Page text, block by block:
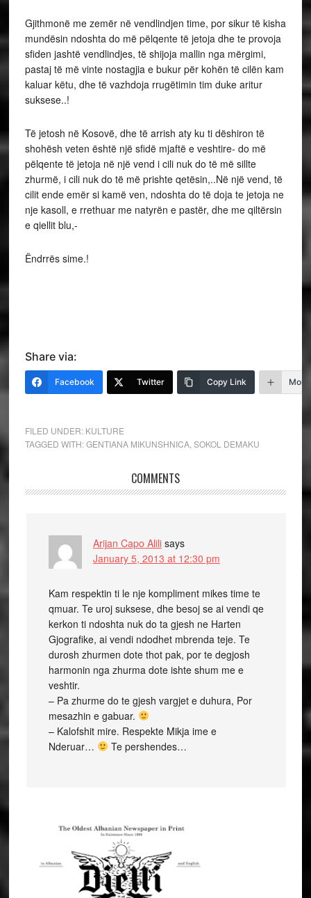
Gjithmonë me zemër në vendlindjen time, por sikur të kisha
mundësin ndoshta do më pëlqente të jetoja dhe te provoja
sfiden jashtë vendlindjes, të shijoja mallin nga mërgimi,
pastaj të më vinte nostagjia e bukur për kohën të cilën kam
kaluar këtu, dhe të vazhdoja rrugëtimin tim duke aritur
suksese..!
Të jetosh në Kosovë, dhe të arrish aty ku ti dëshiron të
shohësh veten është një sfidë mjaftë e veshtire- do më
pëlqente të jetoja në një vend i cili nuk do të më sillte
zhurmë, i cili nuk do të më prishte qetësin,..Në një vend, të
cilit ende emër si kamë ven, ndoshta do të doja te jetoja ne
nje kasoll, e rrethuar me natyrën e pastër, dhe me qiltërsin
e qiellit blu,-
Ëndrrës sime.!
Share via:
Facebook Twitter Copy Link More
FILED UNDER: KULTURE
TAGGED WITH:GENTIANA MIKUNSHNICA, SOKOL DEMAKU
COMMENTS
Arijan Capo Alili says
January 5, 2013 at 12:30 pm
Kam respektin ti le nje kompliment mikes time te
qmuar. Te uroj suksese, dhe besoj se ai vendi qe
kerkon ti ndoshta nuk do ta gjesh ne Harten
Gjografike, ai vendi ndodhet mbrenda teje. Te
durosh zhurmen dote thot pak, por te degjosh
harmonin nga zhurma dote ishte shum me e
veshtir.
– Pa zhurme do te gjesh vargjet e duhura, Por
mesazhin e gabuar.
– Kalofshit mire. Respekte Mikja ime e
Nderuar…
Te pershendes…